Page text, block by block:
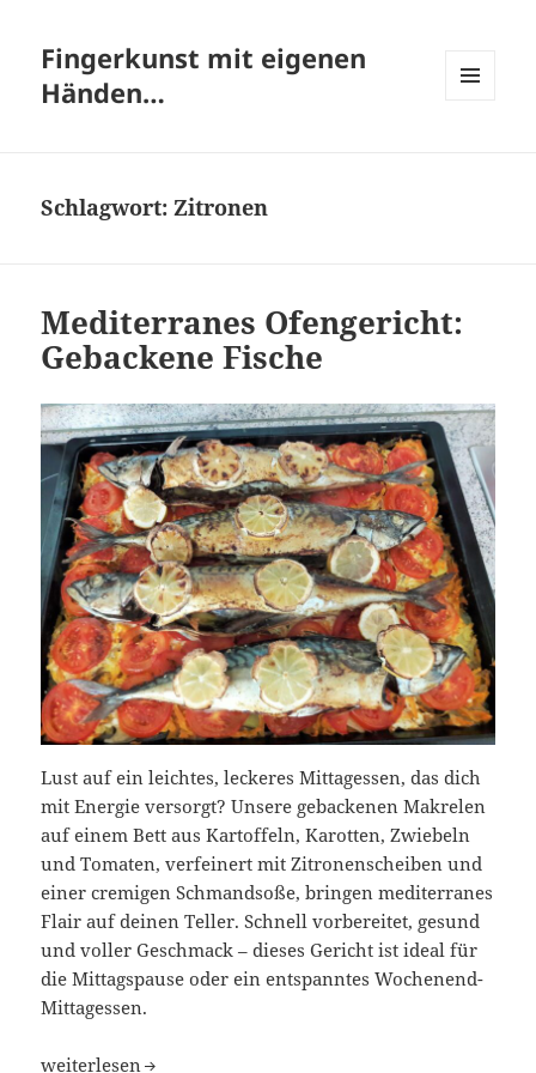
Fingerkunst mit eigenen
Händen…
Schlagwort:Zitronen
Mediterranes Ofengericht:
Gebackene Fische
Lust auf ein leichtes, leckeres Mittagessen, das dich
mit Energie versorgt? Unsere gebackenen Makrelen
auf einem Bett aus Kartoffeln, Karotten, Zwiebeln
und Tomaten, verfeinert mit Zitronenscheiben und
einer cremigen Schmandsoße, bringen mediterranes
Flair auf deinen Teller. Schnell vorbereitet, gesund
und voller Geschmack – dieses Gericht ist ideal für
die Mittagspause oder ein entspanntes Wochenend-
Mittagessen.
Mediterranes Ofengericht: Gebackene Fische
weiterlesen